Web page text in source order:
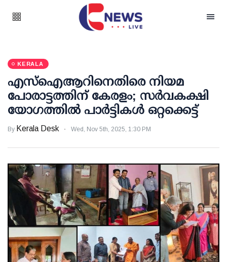
KERALA
എസ്ഐആറിനെതിരെ നിയമ
പോരാട്ടത്തിന് കേരളം; സര്‍വകക്ഷി
യോഗത്തില്‍ പാര്‍ട്ടികള്‍ ഒറ്റക്കെട്ട്
By Kerala Desk Wed, Nov 5th, 2025, 1:30 PM